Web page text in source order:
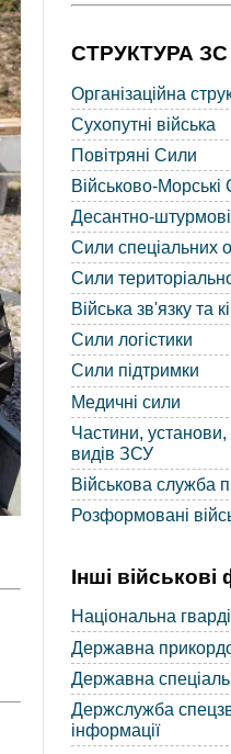
СТРУКТУРА ЗС
Організаційна
Сухопутні війська
Повітряні Сили
Військово-Морські
Десантно-штурмові
Сили спеціальних
Сили
Війська зв'язку та
Сили логістики
Сили підтримки
Медичні сили
Частини,
видів ЗСУ
Військова служба
Розформовані
Інші
Національна
Державна
Державна
Держслужба
інформації